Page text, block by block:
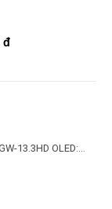
đ
Bảng Vẽ Màn Hình Graphic World GW-13.3HD OLED: Công Nghệ Màn Hình OLED Thế Hệ Mới